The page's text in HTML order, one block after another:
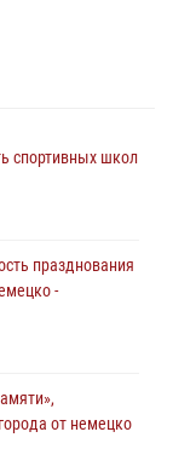
спортивных школ
празднования
-
от немецко